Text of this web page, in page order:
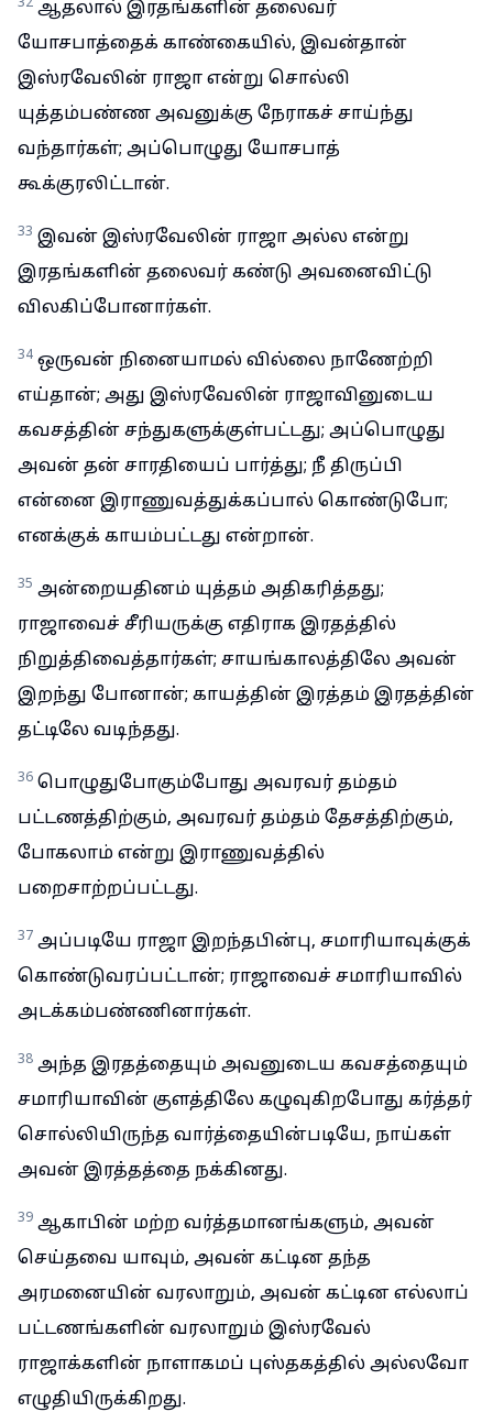
32 ஆதலால் இரதங்களின் தலைவர்
யோசபாத்தைக் காண்கையில், இவன்தான்
இஸ்ரவேலின் ராஜா என்று சொல்லி
யுத்தம்பண்ண அவனுக்கு நேராகச் சாய்ந்து
வந்தார்கள்; அப்பொழுது யோசபாத்
கூக்குரலிட்டான்.
33 இவன் இஸ்ரவேலின் ராஜா அல்ல என்று
இரதங்களின் தலைவர் கண்டு அவனைவிட்டு
விலகிப்போனார்கள்.
34 ஒருவன் நினையாமல் வில்லை நாணேற்றி
எய்தான்; அது இஸ்ரவேலின் ராஜாவினுடைய
கவசத்தின் சந்துகளுக்குள்பட்டது; அப்பொழுது
அவன் தன் சாரதியைப் பார்த்து; நீ திருப்பி
என்னை இராணுவத்துக்கப்பால் கொண்டுபோ;
எனக்குக் காயம்பட்டது என்றான்.
35 அன்றையதினம் யுத்தம் அதிகரித்தது;
ராஜாவைச் சீரியருக்கு எதிராக இரதத்தில்
நிறுத்திவைத்தார்கள்; சாயங்காலத்திலே அவன்
இறந்து போனான்; காயத்தின் இரத்தம் இரதத்தின்
தட்டிலே வடிந்தது.
36 பொழுதுபோகும்போது அவரவர் தம்தம்
பட்டணத்திற்கும், அவரவர் தம்தம் தேசத்திற்கும்,
போகலாம் என்று இராணுவத்தில்
பறைசாற்றப்பட்டது.
37 அப்படியே ராஜா இறந்தபின்பு, சமாரியாவுக்குக்
கொண்டுவரப்பட்டான்; ராஜாவைச் சமாரியாவில்
அடக்கம்பண்ணினார்கள்.
38 அந்த இரதத்தையும் அவனுடைய கவசத்தையும்
சமாரியாவின் குளத்திலே கழுவுகிறபோது கர்த்தர்
சொல்லியிருந்த வார்த்தையின்படியே, நாய்கள்
அவன் இரத்தத்தை நக்கினது.
39 ஆகாபின் மற்ற வர்த்தமானங்களும், அவன்
செய்தவை யாவும், அவன் கட்டின தந்த
அரமனையின் வரலாறும், அவன் கட்டின எல்லாப்
பட்டணங்களின் வரலாறும் இஸ்ரவேல்
ராஜாக்களின் நாளாகமப் புஸ்தகத்தில் அல்லவோ
எழுதியிருக்கிறது.